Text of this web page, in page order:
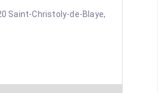
Saint-Christoly-de-Blaye,